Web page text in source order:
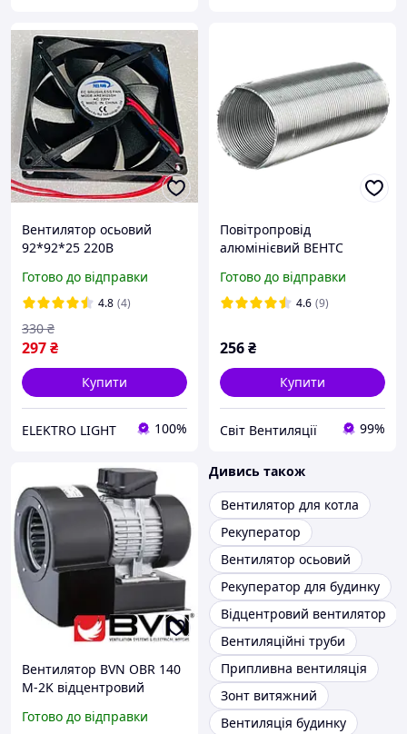
Вентилятор осьовий
92*92*25 220В
Готово до відправки
4.8 (4)
297₴
330 ₴
Купити
ELEKTRO LIGHT 100%
Повітропровід
алюмінієвий ВЕНТС
гофра
Готово до відправки
4.6 (9)
256₴
Купити
Світ Вентиляції 99%
Вентилятор BVN OBR 140
M-2K відцентровий
Готово до відправки
Дивись також
Вентилятор для котла
Рекуператор
Вентилятор осьовий
Рекуператор для будинку
Відцентровий вентилятор
Вентиляційні труби
Припливна вентиляція
Зонт витяжний
Вентиляція будинку